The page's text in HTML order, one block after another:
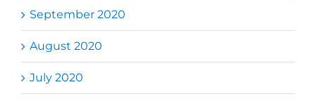
September 2020
August 2020
July 2020